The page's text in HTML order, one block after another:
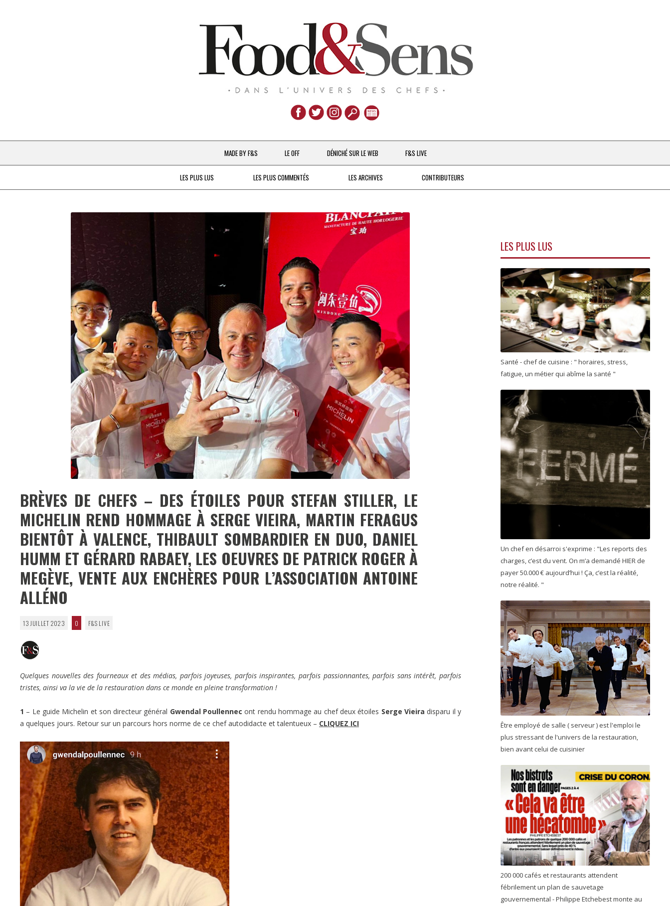
Aller
au
contenu
MADE BY F&S
CHEFS & ACTUALITÉS
À LA PETITE CUILLÈRE
DESTIN DE FEMME
V…DE VOYAGE
LE OFF DÉNICHÉ SUR LE WEB F&S LIVE
LES PLUS LUS LES PLUS COMMENTÉS LES ARCHIVES
DEPUIS 2016
CONTRIBUTEURS
BRÈVES DE CHEFS – DES ÉTOILES POUR STEFAN STILLER, LE
MICHELIN REND HOMMAGE À SERGE VIEIRA, MARTIN FERAGUS
BIENTÔT À VALENCE, THIBAULT SOMBARDIER EN DUO, DANIEL
HUMM ET GÉRARD RABAEY, LES OEUVRES DE PATRICK ROGER À
MEGÈVE, VENTE AUX ENCHÈRES POUR L’ASSOCIATION ANTOINE
ALLÉNO
13 JUILLET 2023 0 F&S LIVE
Quelques nouvelles des fourneaux et des médias, parfois joyeuses, parfois inspirantes, parfois passionnantes, parfois sans intérêt, parfois
tristes, ainsi va la vie de la restauration dans ce monde en pleine transformation !
1 – Le guide Michelin et son directeur général Gwendal Poullennec ont rendu hommage au chef deux étoiles Serge Vieira disparu il y
a quelques jours. Retour sur un parcours hors norme de ce chef autodidacte et talentueux – CLIQUEZ ICI
LES PLUS LUS
Santé - chef de cuisine : " horaires, stress,
fatigue, un métier qui abîme la santé "
Un chef en désarroi s'exprime : "Les reports des
charges, c’est du vent. On m’a demandé HIER de
payer 50.000 € aujourd’hui ! Ça, c’est la réalité,
notre réalité. "
Être employé de salle ( serveur ) est l'emploi le
plus stressant de l'univers de la restauration,
bien avant celui de cuisinier
200 000 cafés et restaurants attendent
fébrilement un plan de sauvetage
gouvernemental - Philippe Etchebest monte au